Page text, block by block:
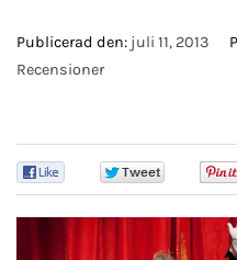
Publicerad den: juli 11, 2013
Recensioner